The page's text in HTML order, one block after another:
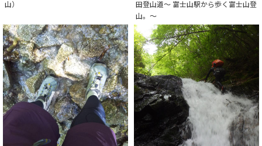
山）
田登山道～ 富士山駅から歩く富士山登
山。～